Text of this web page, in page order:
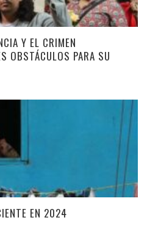
Y EL CRIMEN
OBSTÁCULOS PARA SU
EN 2024